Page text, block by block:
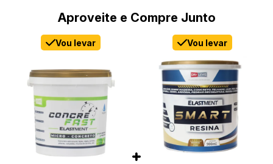
Aproveite e Compre Junto
Vou levar Vou levar